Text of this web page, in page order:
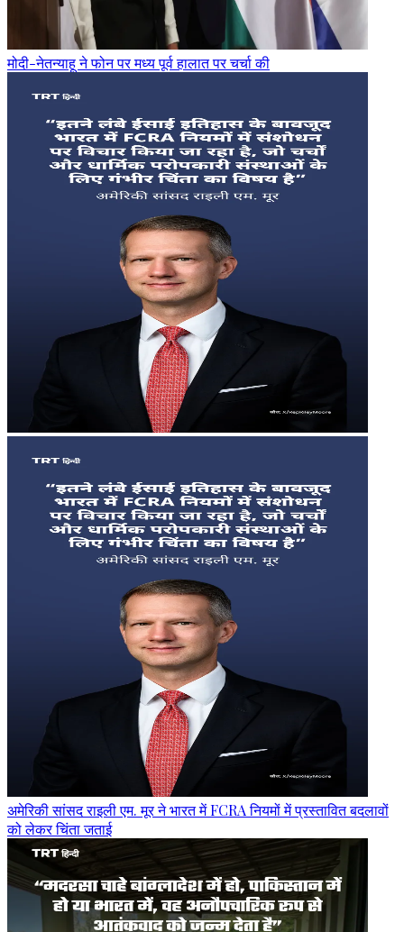
मोदी-नेतन्याहू ने फोन पर मध्य पूर्व हालात पर चर्चा की
अमेरिकी सांसद राइली एम. मूर ने भारत में FCRA नियमों में प्रस्तावित बदलावों
को लेकर चिंता जताई